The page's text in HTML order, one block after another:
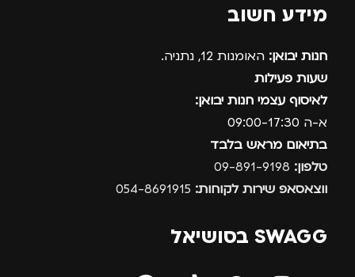
מידע חשוב
חנות יבואן: האומנות 12, נתניה.
שעות פעילות
לאיסוף עצמי חנות יבואן:
א-ה 09:00-17:30
בתיאום מראש בלבד
טלפון:
ווצאסאפ שירות לקוחות:
SWAGG בסושיאל